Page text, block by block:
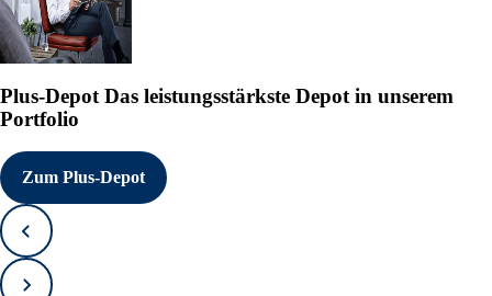
Plus-Depot Das leistungsstärkste Depot in unserem
Portfolio
Zum Plus-Depot
Zurück